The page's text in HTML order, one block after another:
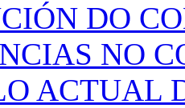
DO
NO
ACTUAL